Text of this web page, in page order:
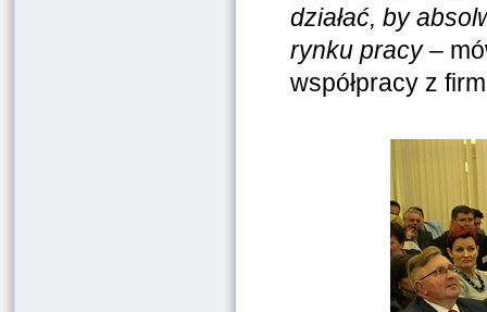
działać, by
rynku pracy–
współpracy z